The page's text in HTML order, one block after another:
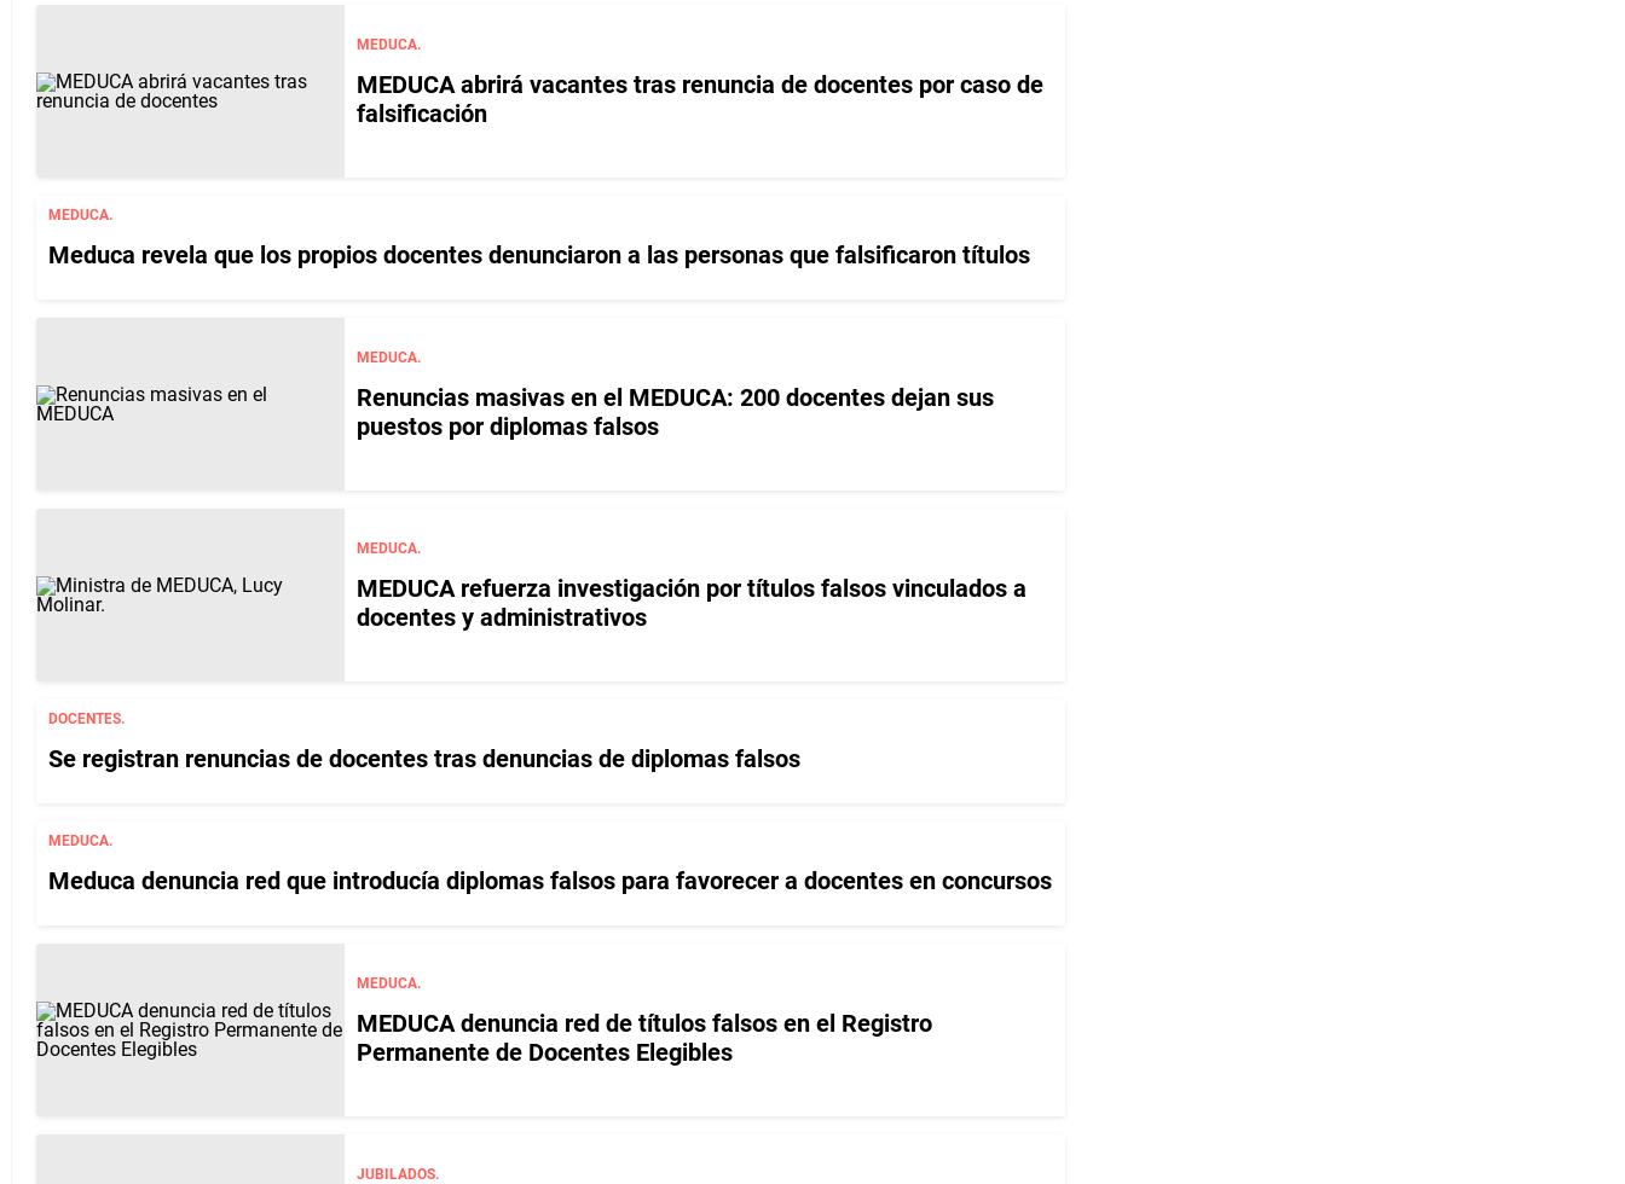
MEDUCA.
MEDUCA abrirá vacantes tras renuncia de docentes por caso de
falsificación
MEDUCA.
Meduca revela que los propios docentes denunciaron a las personas que falsificaron títulos
MEDUCA.
Renuncias masivas en el MEDUCA: 200 docentes dejan sus
puestos por diplomas falsos
MEDUCA.
MEDUCA refuerza investigación por títulos falsos vinculados a
docentes y administrativos
DOCENTES.
Se registran renuncias de docentes tras denuncias de diplomas falsos
MEDUCA.
Meduca denuncia red que introducía diplomas falsos para favorecer a docentes en concursos
MEDUCA.
MEDUCA denuncia red de títulos falsos en el Registro
Permanente de Docentes Elegibles
JUBILADOS.